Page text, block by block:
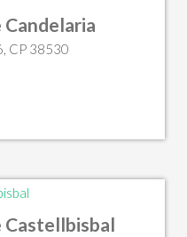
CP 38530
Castellbisbal